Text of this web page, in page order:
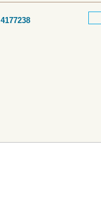
4177238